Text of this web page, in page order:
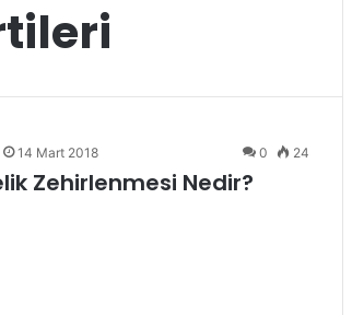
14 Mart 2018 0 24
Zehirlenmesi Nedir?